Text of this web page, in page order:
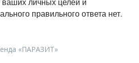
правильного ответа нет.
«ПАРАЗИТ»